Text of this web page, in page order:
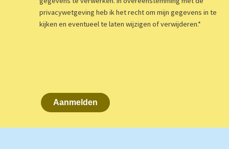
privacywetgeving heb ik het recht om mijn gegevens in te
kijken en eventueel te laten wijzigen of verwijderen.*
Aanmelden